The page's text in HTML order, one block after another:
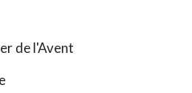
de l'Avent